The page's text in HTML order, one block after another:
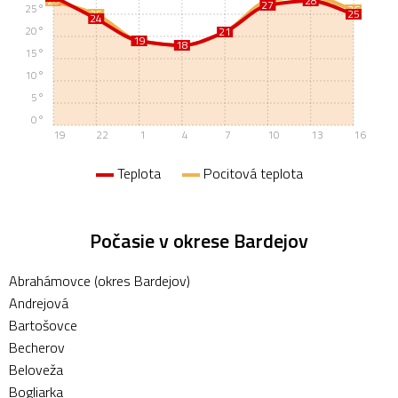
25
19
18
21
26
24
19
18
21
27
25
19 22 1 4 7 10 13 16
0°
5°
10°
15°
20°
25°
Teplota Pocitová teplota
Počasie v okrese Bardejov
Abrahámovce (okres Bardejov)
Andrejová
Bartošovce
Becherov
Beloveža
Bogliarka